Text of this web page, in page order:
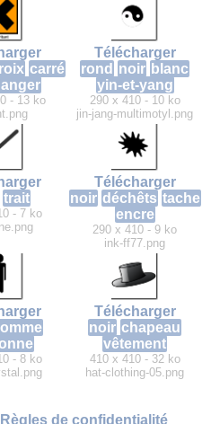
carré
- 13 ko
Télécharger
rond noir blanc
yin-et-yang
290 x 410 - 10 ko
jin-jang-multimotyl.png
trait
- 7 ko
Télécharger
noir déchêts tache
encre
290 x 410 - 9 ko
ink-ff77.png
- 8 ko
Télécharger
noir chapeau
vêtement
410 x 410 - 32 ko
hat-clothing-05.png
Règles de confidentialité